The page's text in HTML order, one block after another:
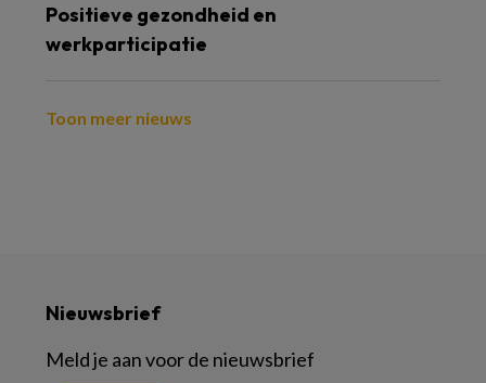
Positieve gezondheid en
werkparticipatie
Toon meer nieuws
Nieuwsbrief
Meld je aan voor de nieuwsbrief